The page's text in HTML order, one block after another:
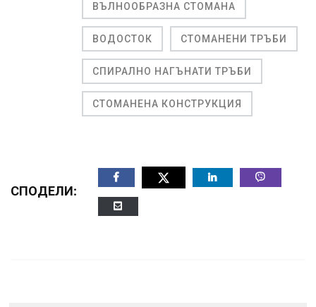
ВЪЛНООБРАЗНА СТОМАНА
ВОДОСТОК СТОМАНЕНИ ТРЪБИ
СПИРАЛНО НАГЪНАТИ ТРЪБИ
СТОМАНЕНА КОНСТРУКЦИЯ
СПОДЕЛИ: